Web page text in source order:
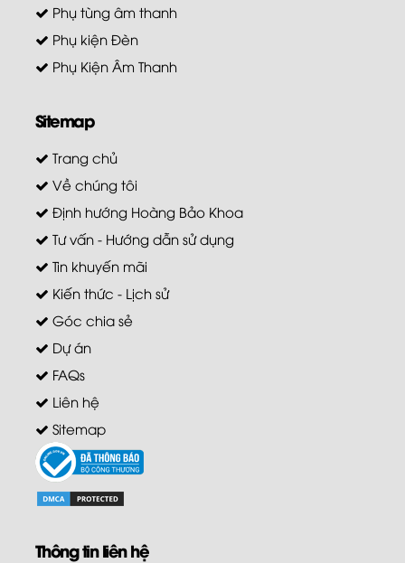
Phụ tùng âm thanh
Phụ kiện Đèn
Phụ Kiện Âm Thanh
Sitemap
Trang chủ
Về chúng tôi
Định hướng Hoàng Bảo Khoa
Tư vấn - Hướng dẫn sử dụng
Tin khuyến mãi
Kiến thức - Lịch sử
Góc chia sẻ
Dự án
FAQs
Liên hệ
Sitemap
Thông tin liên hệ